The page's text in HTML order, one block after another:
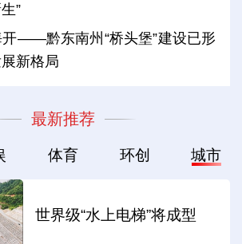
”
——黔东南州“桥头堡”建设已形
新格局
最新推荐
体育 环创 城市
世界级“水上电梯”将成型